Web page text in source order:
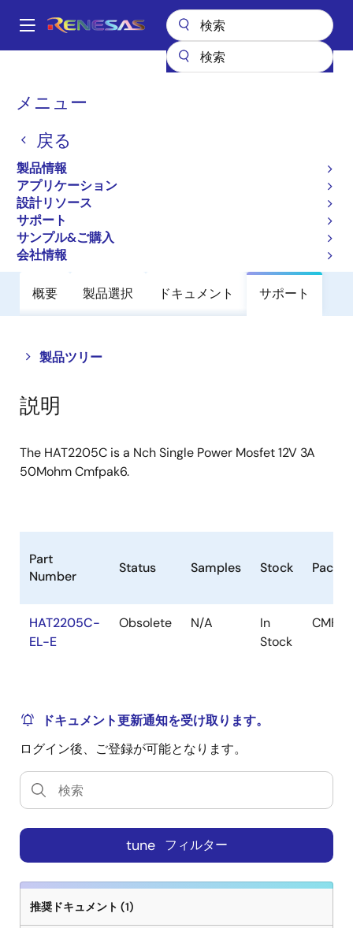
ン
Main
メニュー
戻る
製品情報
アプリケーション
設計リソース
サポート
サンプル&ご購入
会社情報
パ
く
ず
パワーディスクリート パワーMOSFET HAT2205C
HAT2205C
廃止品
Nch Single Power Mosfet 12V 3A
50Mohm Cmfpak6
概要 製品選択 ドキュメント サポート
製品ツリー
Close
tree
menu
Open
tree
menu
説明
The HAT2205C is a Nch Single Power Mosfet 12V 3A
50Mohm Cmfpak6.
Part
Number
Status Samples Stock
HAT2205C-
EL-E
Obsolete N/A
In
Stock
ドキュメント更新通知を受け取ります。
ログイン後、ご登録が可能となります。
tune フィルター
推奨ドキュメント (1)